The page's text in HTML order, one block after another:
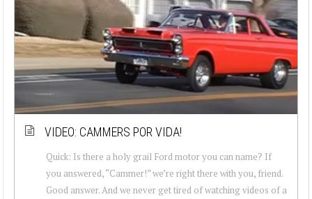
VIDEO: CAMMERS POR VIDA!
Quick: Is there a holy grail Ford motor you can name? If
you answered, “Cammer!” we’re right there with you, friend.
Good answer. And we never get tired of watching videos of a